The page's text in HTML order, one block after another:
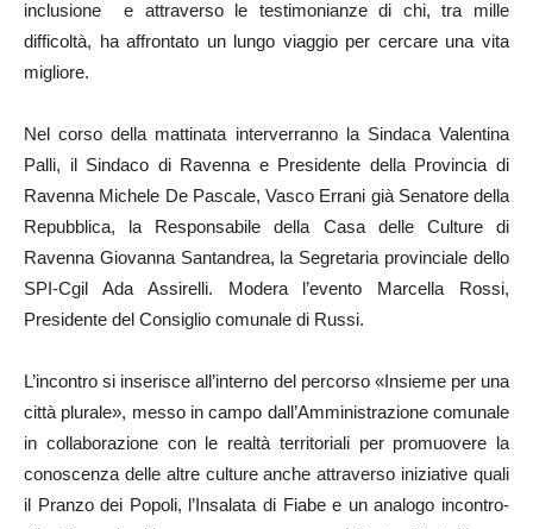
inclusione e attraverso le testimonianze di chi, tra mille
difficoltà, ha affrontato un lungo viaggio per cercare una vita
migliore.
Nel corso della mattinata interverranno la Sindaca Valentina
Palli, il Sindaco di Ravenna e Presidente della Provincia di
Ravenna Michele De Pascale, Vasco Errani già Senatore della
Repubblica, la Responsabile della Casa delle Culture di
Ravenna Giovanna Santandrea, la Segretaria provinciale dello
SPI-Cgil Ada Assirelli. Modera l’evento Marcella Rossi,
Presidente del Consiglio comunale di Russi.
L’incontro si inserisce all’interno del percorso «Insieme per una
città plurale», messo in campo dall’Amministrazione comunale
in collaborazione con le realtà territoriali per promuovere la
conoscenza delle altre culture anche attraverso iniziative quali
il Pranzo dei Popoli, l’Insalata di Fiabe e un analogo incontro-